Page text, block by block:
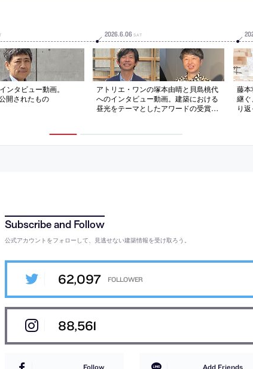
ンタビュー動画。
開されたもの
2026.6.06 SAT
アトリエ・ワンの塚本由晴と貝島桃代
へのインタビュー動画。建築における
昼光をテーマとしたアワードの受賞記
藤本
継ぐ
り
公式アカウントをフォローして、見逃せない建築情報を受け取ろう。
62,097
88,561
Follow Add Friends